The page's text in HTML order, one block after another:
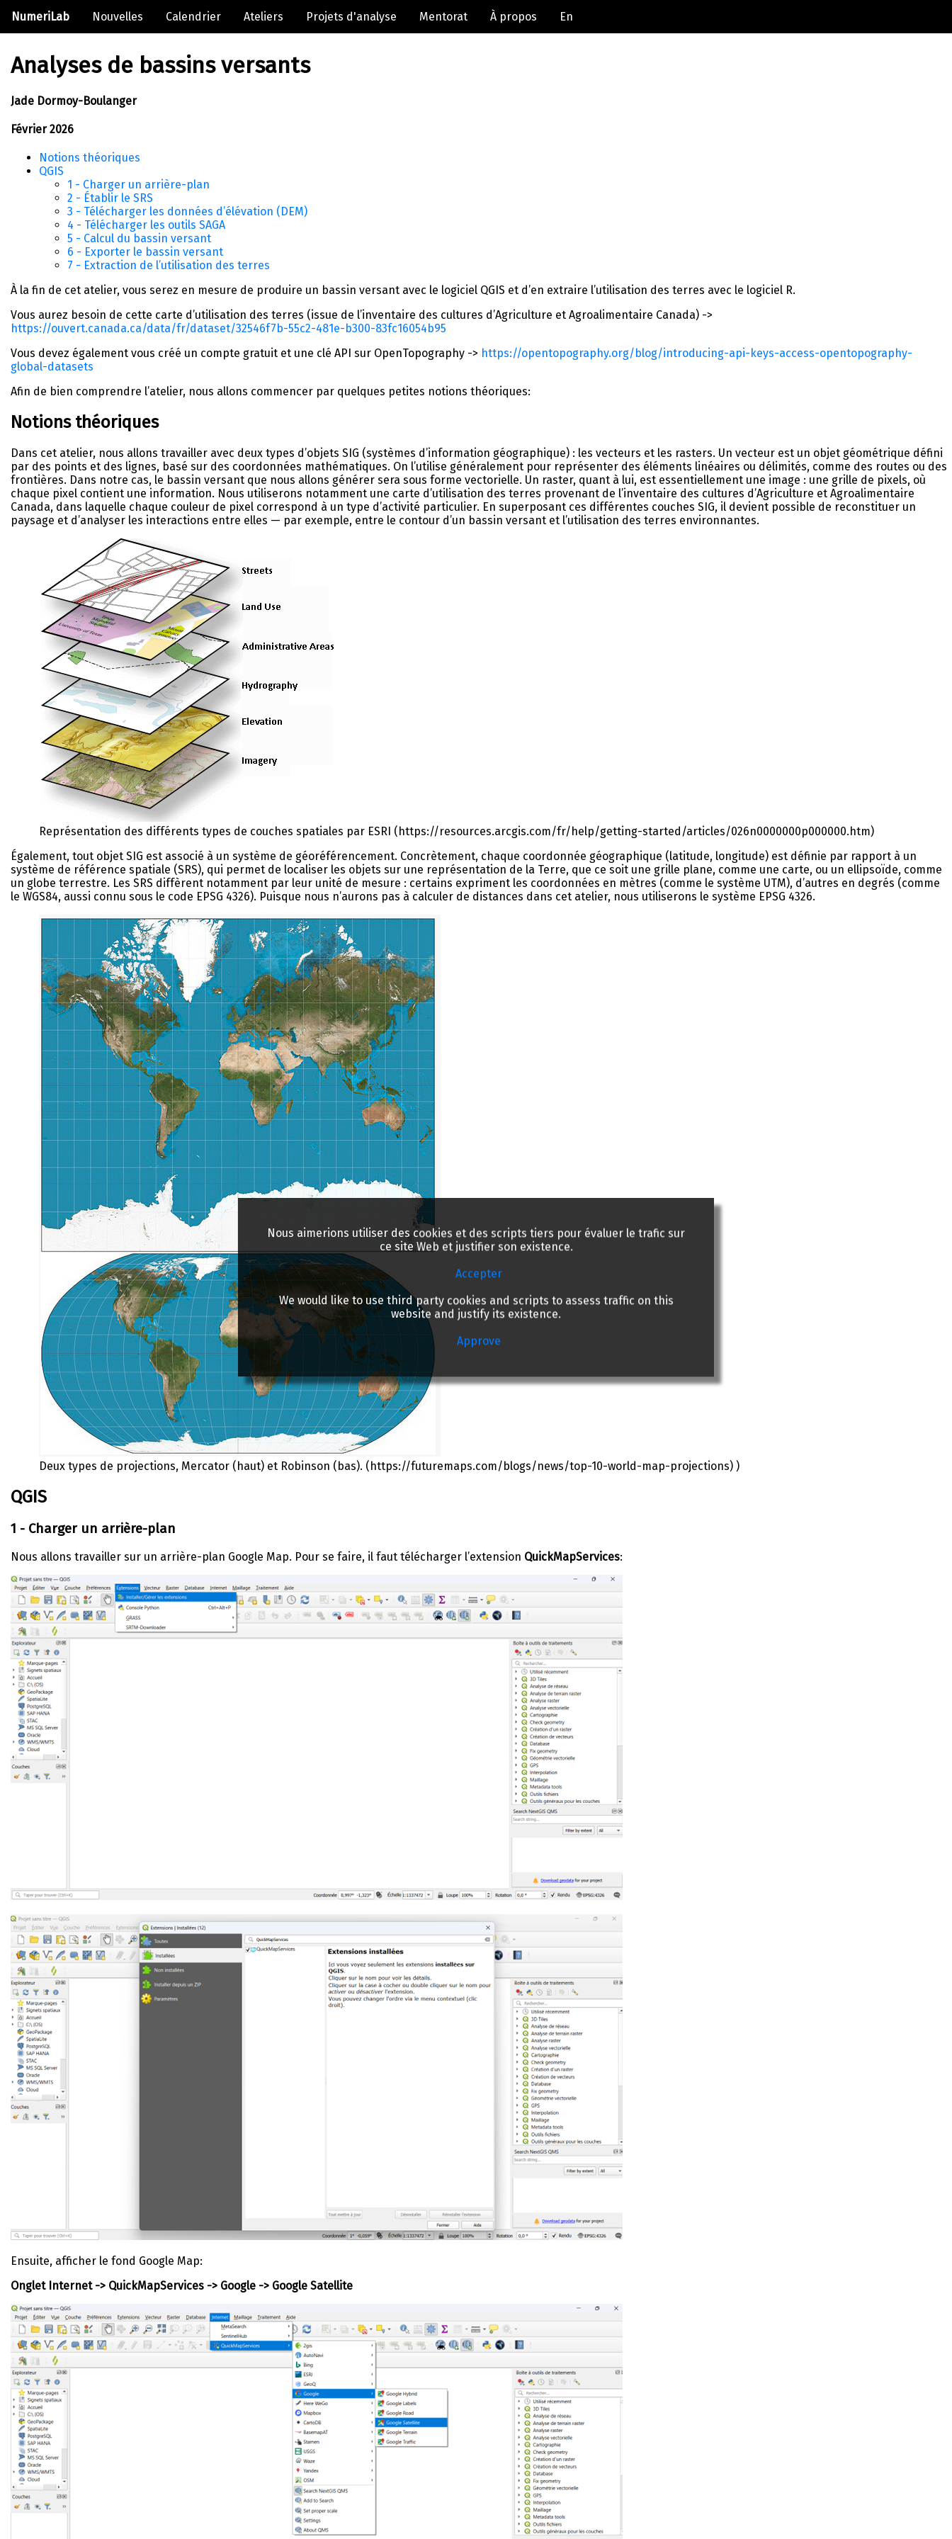
NumeriLab Nouvelles Calendrier Ateliers Projets d'analyse Mentorat À propos En
Analyses de bassins versants
Jade Dormoy-Boulanger
Février 2026
Notions théoriques
QGIS
1 - Charger un arrière-plan
2 - Établir le SRS
3 - Télécharger les données d’élévation (DEM)
4 - Télécharger les outils SAGA
5 - Calcul du bassin versant
6 - Exporter le bassin versant
7 - Extraction de l’utilisation des terres
À la fin de cet atelier, vous serez en mesure de produire un bassin versant avec le logiciel QGIS et d’en extraire l’utilisation des terres avec le logiciel R.
Vous aurez besoin de cette carte d’utilisation des terres (issue de l’inventaire des cultures d’Agriculture et Agroalimentaire Canada) ->
https://ouvert.canada.ca/data/fr/dataset/32546f7b-55c2-481e-b300-83fc16054b95
Vous devez également vous créé un compte gratuit et une clé API sur OpenTopography -> https://opentopography.org/blog/introducing-api-keys-access-opentopography-
global-datasets
Afin de bien comprendre l’atelier, nous allons commencer par quelques petites notions théoriques:
Notions théoriques
Dans cet atelier, nous allons travailler avec deux types d’objets SIG (systèmes d’information géographique) : les vecteurs et les rasters. Un vecteur est un objet géométrique défini
par des points et des lignes, basé sur des coordonnées mathématiques. On l’utilise généralement pour représenter des éléments linéaires ou délimités, comme des routes ou des
frontières. Dans notre cas, le bassin versant que nous allons générer sera sous forme vectorielle. Un raster, quant à lui, est essentiellement une image : une grille de pixels, où
chaque pixel contient une information. Nous utiliserons notamment une carte d’utilisation des terres provenant de l’inventaire des cultures d’Agriculture et Agroalimentaire
Canada, dans laquelle chaque couleur de pixel correspond à un type d’activité particulier. En superposant ces différentes couches SIG, il devient possible de reconstituer un
paysage et d’analyser les interactions entre elles — par exemple, entre le contour d’un bassin versant et l’utilisation des terres environnantes.
Représentation des différents types de couches spatiales par ESRI (https://resources.arcgis.com/fr/help/getting-started/articles/026n0000000p000000.htm)
Également, tout objet SIG est associé à un système de géoréférencement. Concrètement, chaque coordonnée géographique (latitude, longitude) est définie par rapport à un
système de référence spatiale (SRS), qui permet de localiser les objets sur une représentation de la Terre, que ce soit une grille plane, comme une carte, ou un ellipsoïde, comme
un globe terrestre. Les SRS diffèrent notamment par leur unité de mesure : certains expriment les coordonnées en mètres (comme le système UTM), d’autres en degrés (comme
le WGS84, aussi connu sous le code EPSG 4326). Puisque nous n’aurons pas à calculer de distances dans cet atelier, nous utiliserons le système EPSG 4326.
Deux types de projections, Mercator (haut) et Robinson (bas). (https://futuremaps.com/blogs/news/top-10-world-map-projections) )
QGIS
1 - Charger un arrière-plan
Nous allons travailler sur un arrière-plan Google Map. Pour se faire, il faut télécharger l’extension QuickMapServices:
Ensuite, afficher le fond Google Map:
Onglet Internet -> QuickMapServices -> Google -> Google Satellite
Nous aimerions utiliser des cookies et des scripts tiers pour évaluer le trafic sur
ce site Web et justifier son existence.
Accepter
We would like to use third party cookies and scripts to assess traffic on this
website and justify its existence.
Approve